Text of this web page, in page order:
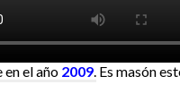
el año 2009. Es masón